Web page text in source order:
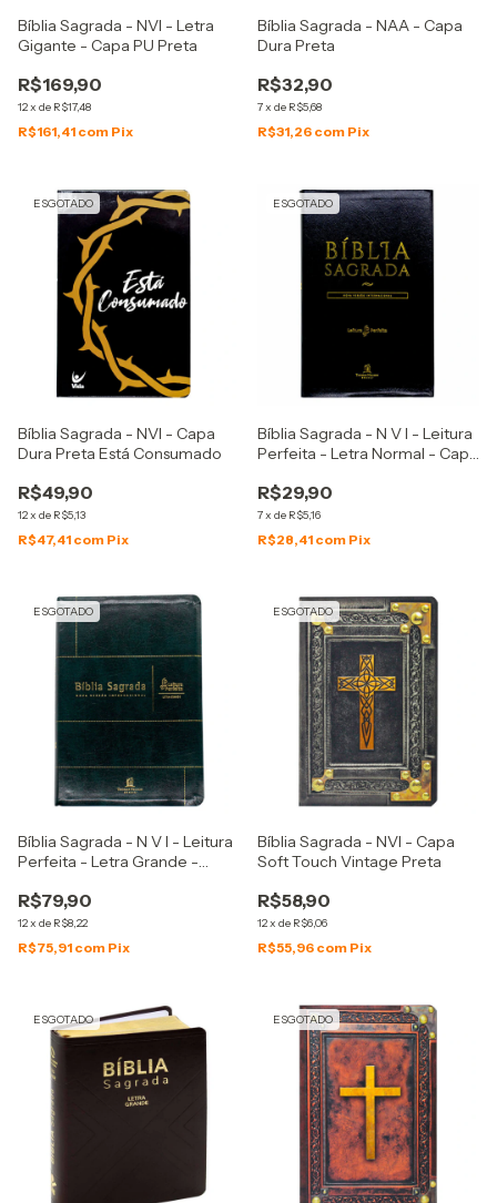
Bíblia Sagrada - NVI - Letra
Gigante - Capa PU Preta
R$169,90
12x de R$17,48
R$161,41 com Pix
Bíblia Sagrada - NAA - Capa
Dura Preta
R$32,90
7x de R$5,68
R$31,26 com Pix
ESGOTADO
Bíblia Sagrada - NVI - Capa
Dura Preta Está Consumado
R$49,90
12x de R$5,13
R$47,41 com Pix
ESGOTADO
Bíblia Sagrada - N V I - Leitura
Perfeita - Letra Normal - Capa
R$29,90
7x de R$5,16
R$28,41 com Pix
ESGOTADO
Bíblia Sagrada - N V I - Leitura
Perfeita - Letra Grande -
R$79,90
12x de R$8,22
R$75,91 com Pix
ESGOTADO
Bíblia Sagrada - NVI - Capa
Soft Touch Vintage Preta
R$58,90
12x de R$6,06
R$55,96 com Pix
ESGOTADO ESGOTADO